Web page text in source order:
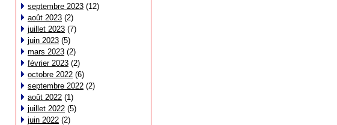
septembre 2023 (12)
août 2023 (2)
juillet 2023 (7)
juin 2023 (5)
mars 2023 (2)
février 2023 (2)
octobre 2022 (6)
septembre 2022 (2)
août 2022 (1)
juillet 2022 (5)
juin 2022 (2)